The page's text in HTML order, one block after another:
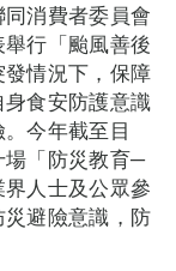
消費者委員會
行「颱風善後
情況下，保障
食安防護意識
今年截至目
場「防災教育─
人士及公眾參
避險意識，防